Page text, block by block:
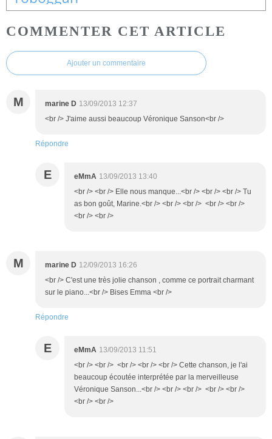
COMMENTER CET ARTICLE
Ajouter un commentaire
M marine D 13/09/2013 12:37
<br /> J'aime aussi beaucoup Véronique Sanson<br />
Répondre
E eMmA 13/09/2013 13:40
<br /> <br /> Elle nous manque...<br /> <br /> <br /> Tu
as bon goût, Marine.<br /> <br /> <br /> <br /> <br />
<br /> <br />
M marine D 12/09/2013 16:26
<br /> C'est une très jolie chanson , comme ce portrait charmant
sur le piano...<br /> Bises Emma <br />
Répondre
E eMmA 13/09/2013 11:51
<br /> <br /> <br /> <br /> <br /> Cette chanson, je l'ai
beaucoup écoutée interprétée par la merveilleuse
Véronique Sanson...<br /> <br /> <br /> <br /> <br />
<br /> <br />